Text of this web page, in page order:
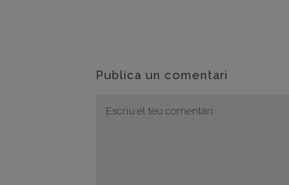
Publica un comentari